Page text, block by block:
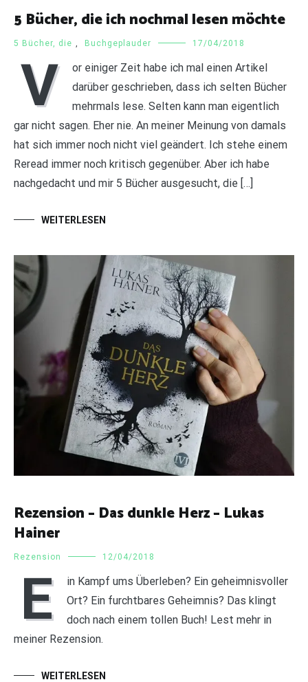
5 Bücher, die ich nochmal lesen möchte
5 Bücher, die , Buchgeplauder 17/04/2018
V
or einiger Zeit habe ich mal einen Artikel
darüber geschrieben, dass ich selten Bücher
mehrmals lese. Selten kann man eigentlich
gar nicht sagen. Eher nie. An meiner Meinung von damals
hat sich immer noch nicht viel geändert. Ich stehe einem
Reread immer noch kritisch gegenüber. Aber ich habe
nachgedacht und mir 5 Bücher ausgesucht, die […]
WEITERLESEN
Rezension – Das dunkle Herz – Lukas
Hainer
Rezension 12/04/2018
E
in Kampf ums Überleben? Ein geheimnisvoller
Ort? Ein furchtbares Geheimnis? Das klingt
doch nach einem tollen Buch! Lest mehr in
meiner Rezension.
WEITERLESEN